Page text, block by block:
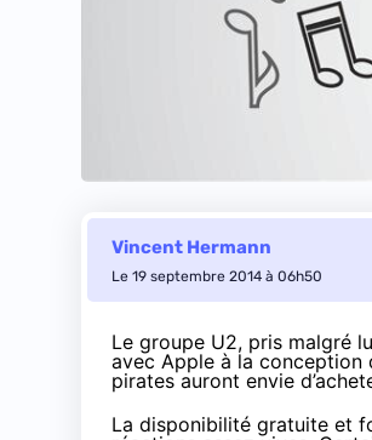
Vincent Hermann
Le 19 septembre 2014 à 06h50
Le groupe U2, pris malgré
avec Apple à la conception
pirates auront envie
La disponibilité gratuite et